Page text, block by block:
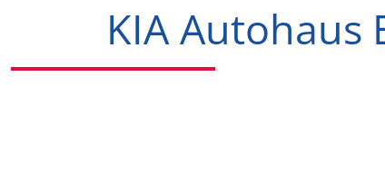
KIA Autohaus